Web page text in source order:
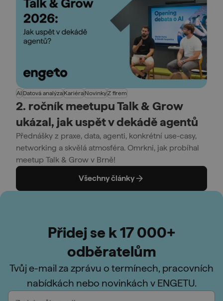
AI Datová analýza Kariéra NovinkyZ firem
2. ročník meetupu Talk & Grow
ukázal, jak uspět v dekádě agentů
Přednášky z praxe, data, agenti, konkrétní use-casy,
networking a skvělá atmosféra. Omrkni, jak probíhal
meetup Talk & Grow v Brně!
Všechny články
Přidej se k 17 000+
odběratelům
Tvůj e-mail za zprávu o termínech, pracovních
nabídkách nebo novinkách v ENGETU.